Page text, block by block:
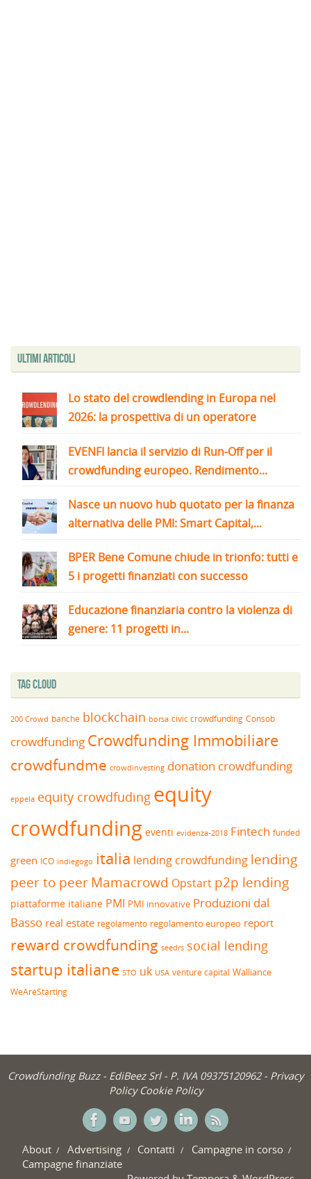
Ultimi articoli
Lo stato del crowdlending in Europa nel
2026: la prospettiva di un operatore
EVENFI lancia il servizio di Run-Off per il
crowdfunding europeo. Rendimento...
Nasce un nuovo hub quotato per la finanza
alternativa delle PMI: Smart Capital,...
BPER Bene Comune chiude in trionfo: tutti e
5 i progetti finanziati con successo
Educazione finanziaria contro la violenza di
genere: 11 progetti in...
Tag Cloud
200 Crowd banche blockchain borsa civic crowdfunding Consob
crowdfunding Crowdfunding Immobiliare
crowdfundme crowdinvesting donation crowdfunding
eppela equity crowdfuding equity
crowdfunding eventi evidenza-2018 Fintech funded
green ICO indiegogo italia lending crowdfunding lending
peer to peerMamacrowd Opstart p2p lending
piattaforme italiane PMI PMI innovative Produzioni dal
Basso real estate regolamento regolamento europeo report
reward crowdfunding seedrs social lending
startup italiane STO uk USA venture capital Walliance
WeAreStarting
Crowdfunding Buzz - EdiBeez Srl - P. IVA 09375120962 - Privacy
Policy Cookie Policy
About Advertising Contatti
Campagne in corso
Campagne finanziate